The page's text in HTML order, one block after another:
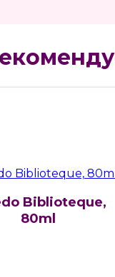
Biblioteque,
80ml